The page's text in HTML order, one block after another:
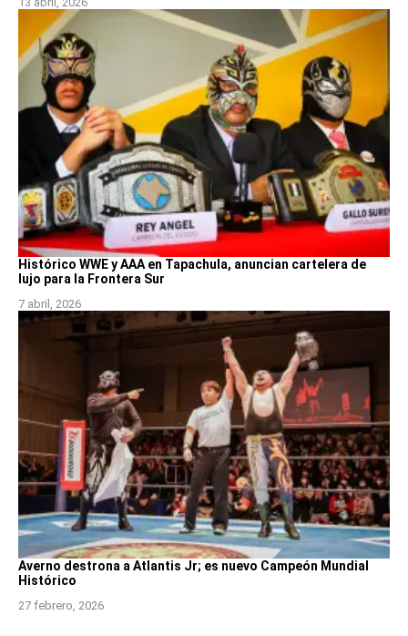
Histórico WWE y AAA en Tapachula, anuncian cartelera de
lujo para la Frontera Sur
7 abril, 2026
Averno destrona a Atlantis Jr; es nuevo Campeón Mundial
Histórico
27 febrero, 2026